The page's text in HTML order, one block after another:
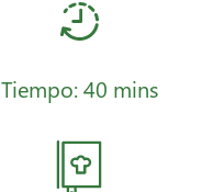
Tiempo: 40 mins